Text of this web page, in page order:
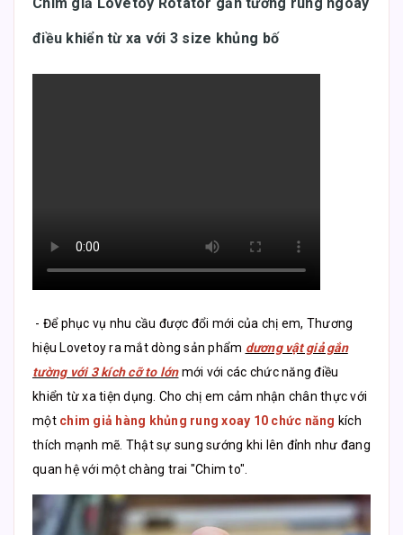
Chim giả Lovetoy Rotator gắn tường rung ngoáy
điều khiển từ xa với 3 size khủng bố
- Để phục vụ nhu cầu được đổi mới của chị em, Thương
hiệu Lovetoy ra mắt dòng sản phẩm dương vật giả gắn
tường với 3 kích cỡ to lớnmới với các chức năng điều
khiển từ xa tiện dụng. Cho chị em cảm nhận chân thực với
một chim giả hàng khủng rung xoay 10 chức năng kích
thích mạnh mẽ. Thật sự sung sướng khi lên đỉnh như đang
quan hệ với một chàng trai "Chim to".